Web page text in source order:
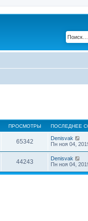
ПРОСМОТРЫ ПОСЛЕДНЕЕ
65342
Denisvak
Пн ноя 04,
44243
Denisvak
Пн ноя 04,